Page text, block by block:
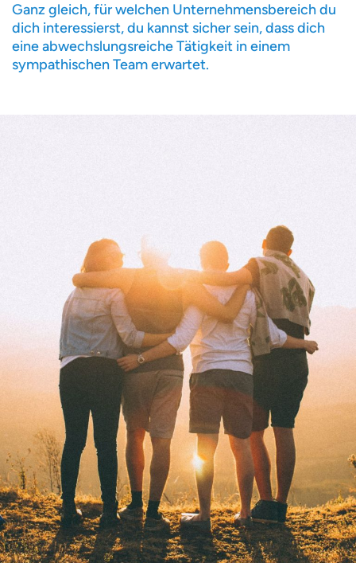
Ganz gleich, für welchen Unternehmensbereich du
dich interessierst, du kannst sicher sein, dass dich
eine abwechslungsreiche Tätigkeit in einem
sympathischen Team erwartet.